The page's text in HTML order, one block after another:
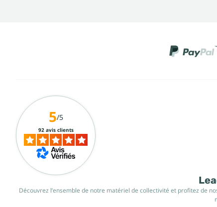
Découvrez l’ensemble de notre matériel de collectivité et profitez de
5/5
92 avis clients